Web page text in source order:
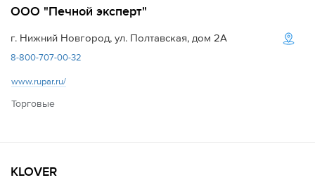
ООО "Печной эксперт"
г. Нижний Новгород, ул. Полтавская, дом 2А
8-800-707-00-32
www.rupar.ru/
Торговые
KLOVER
Поддержка
Дилеры
Контакты